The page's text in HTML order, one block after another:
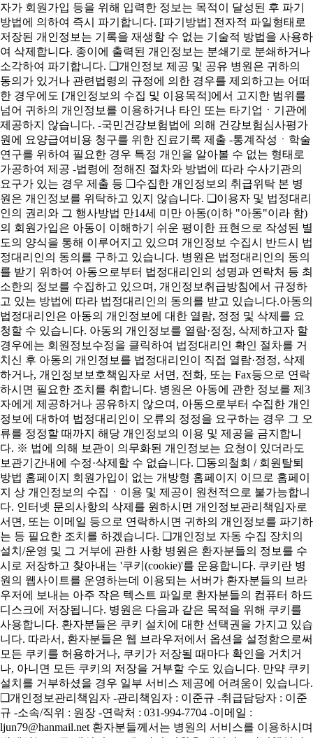
자가 회원가입 등을 위해 입력한 정보는 목적이 달성된 후 파기
방법에 의하여 즉시 파기합니다. [파기방법] 전자적 파일형태로
저장된 개인정보는 기록을 재생할 수 없는 기술적 방법을 사용하
여 삭제합니다. 종이에 출력된 개인정보는 분쇄기로 분쇄하거나
소각하여 파기합니다. ❑개인정보 제공 및 공유 병원은 귀하의
동의가 있거나 관련법령의 규정에 의한 경우를 제외하고는 어떠
한 경우에도 [개인정보의 수집 및 이용목적]에서 고지한 범위를
넘어 귀하의 개인정보를 이용하거나 타인 또는 타기업ㆍ기관에
제공하지 않습니다. -국민건강보험법에 의해 건강보험심사평가
원에 요양급여비용 청구를 위한 진료기록 제출 -통계작성ㆍ학술
연구를 위하여 필요한 경우 특정 개인을 알아볼 수 없는 형태로
가공하여 제공 -법령에 정해진 절차와 방법에 따라 수사기관의
요구가 있는 경우 제출 등 ❑수집한 개인정보의 취급위탁 본 병
원은 개인정보를 위탁하고 있지 않습니다. ❑이용자 및 법정대리
인의 권리와 그 행사방법 만14세 미만 아동(이하 "아동"이라 함)
의 회원가입은 아동이 이해하기 쉬운 평이한 표현으로 작성된 별
도의 양식을 통해 이루어지고 있으며 개인정보 수집시 반드시 법
정대리인의 동의를 구하고 있습니다. 병원은 법정대리인의 동의
를 받기 위하여 아동으로부터 법정대리인의 성명과 연락처 등 최
소한의 정보를 수집하고 있으며, 개인정보취급방침에서 규정하
고 있는 방법에 따라 법정대리인의 동의를 받고 있습니다.아동의
법정대리인은 아동의 개인정보에 대한 열람, 정정 및 삭제를 요
청할 수 있습니다. 아동의 개인정보를 열람·정정, 삭제하고자 할
경우에는 회원정보수정을 클릭하여 법정대리인 확인 절차를 거
치신 후 아동의 개인정보를 법정대리인이 직접 열람·정정, 삭제
하거나, 개인정보보호책임자로 서면, 전화, 또는 Fax등으로 연락
하시면 필요한 조치를 취합니다. 병원은 아동에 관한 정보를 제3
자에게 제공하거나 공유하지 않으며, 아동으로부터 수집한 개인
정보에 대하여 법정대리인이 오류의 정정을 요구하는 경우 그 오
류를 정정할 때까지 해당 개인정보의 이용 및 제공을 금지합니
다. ※ 법에 의해 보관이 의무화된 개인정보는 요청이 있더라도
보관기간내에 수정·삭제할 수 없습니다. ❑동의철회 / 회원탈퇴
방법 홈페이지 회원가입이 없는 개방형 홈페이지 이므로 홈페이
지 상 개인정보의 수집ㆍ이용 및 제공이 원천적으로 불가능합니
다. 인터넷 문의사항의 삭제를 원하시면 개인정보관리책임자로
서면, 또는 이메일 등으로 연락하시면 귀하의 개인정보를 파기하
는 등 필요한 조치를 하겠습니다. ❑개인정보 자동 수집 장치의
설치/운영 및 그 거부에 관한 사항 병원은 환자분들의 정보를 수
시로 저장하고 찾아내는 '쿠키(cookie)'를 운용합니다. 쿠키란 병
원의 웹사이트를 운영하는데 이용되는 서버가 환자분들의 브라
우저에 보내는 아주 작은 텍스트 파일로 환자분들의 컴퓨터 하드
디스크에 저장됩니다. 병원은 다음과 같은 목적을 위해 쿠키를
사용합니다. 환자분들은 쿠키 설치에 대한 선택권을 가지고 있습
니다. 따라서, 환자분들은 웹 브라우저에서 옵션을 설정함으로써
모든 쿠키를 허용하거나, 쿠키가 저장될 때마다 확인을 거치거
나, 아니면 모든 쿠키의 저장을 거부할 수도 있습니다. 만약 쿠키
설치를 거부하셨을 경우 일부 서비스 제공에 어려움이 있습니다.
❑개인정보관리책임자 -관리책임자 : 이준규 -취급담당자 : 이준
규 -소속/직위 : 원장 -연락처 : 031-994-7704 -이메일 :
ljun79@hanmail.net 환자분들께서는 병원의 서비스를 이용하시며